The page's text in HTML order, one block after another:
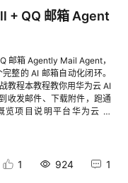
config/rules.yaml 定义了五
匹配命名规则，例如 ECS
规检查检查 owner、
时间检查检查资源是否已
流量、绑定状态等模拟字段
本地清理资源如果我们的华
能收到短信，当然也能去
被一一执行完。理想情况
比如进入到 ECS 中安装依
载固件下载固件的方式有很
可以去 ESC 实例里手动下
件：题外话：让 AIShell 帮
导语释放资源最后记得让
exceeded原因是触发了
的不是 xiaohong 而是其他
辑都是相通的，我们的目
需要把相关的指导文档发给
(cn-north-9) 计费方式：按
流量计费300M 硬盘：40G
下服务器执行过程：执行
会询问用户是否允许，允许
Always)。同样也可以
拒绝。如果我们选择拒绝的
允许一次的话，下一次执行
允许的话，那就不会再跳出
许执行了。创建成功后，AI
确认，后续我们还可以让AI
列一下清单啊，让用户做
可AI SHELL在即将创建云的
【案例共创】【第12期】
与奖50胡琦【案例共创】使
南参与奖50 了解案例共创
体验云产品，编写实践案例
正式收录至官方案例库，供
内外10+个技术社区推荐，
作者，实现与开发者共创官
有可能被评为年度内容贡献
我们期待着与您一起，共同
设置可跳过）登录后设置社
块选择“开发者服务->训练
需添加【案例共创】（一定
+ QQ 邮箱 Agent
邮箱 Agently Mail Agent，
整的 AI 邮箱自动化闭环。
教程本教程教你用华为云 AI
收发邮件、下载附件，跑通
览项目说明平台华为云 AI
端经验的用户预计耗时20–
AI Shell 是什么？华为云 AI
1 924 1